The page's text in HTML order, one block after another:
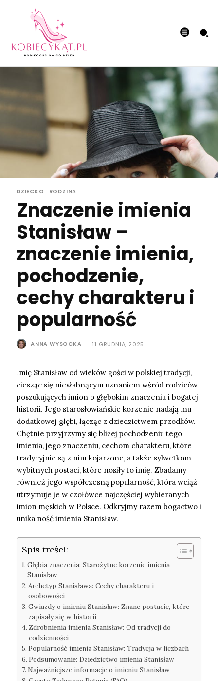
DZIECKO RODZINA
Znaczenie imienia
Stanisław –
znaczenie imienia,
pochodzenie,
cechy charakteru i
popularność
ANNA WYSOCKA - 11 GRUDNIA, 2025
Imię Stanisław od wieków gości w polskiej tradycji,
ciesząc się niesłabnącym uznaniem wśród rodziców
poszukujących imion o głębokim znaczeniu i bogatej
historii. Jego starosłowiańskie korzenie nadają mu
dodatkowej głębi, łącząc z dziedzictwem przodków.
Chętnie przyjrzymy się bliżej pochodzeniu tego
imienia, jego znaczeniu, cechom charakteru, które
tradycyjnie są z nim kojarzone, a także sylwetkom
wybitnych postaci, które nosiły to imię. Zbadamy
również jego współczesną popularność, która wciąż
utrzymuje je w czołówce najczęściej wybieranych
imion męskich w Polsce. Odkryjmy razem bogactwo i
unikalność imienia Stanisław.
Spis treści:
Głębia znaczenia: Starożytne korzenie imienia
Stanisław
Archetyp Stanisława: Cechy charakteru i
osobowości
Gwiazdy o imieniu Stanisław: Znane postacie, które
zapisały się w historii
Zdrobnienia imienia Stanisław: Od tradycji do
codzienności
Popularność imienia Stanisław: Tradycja w liczbach
Podsumowanie: Dziedzictwo imienia Stanisław
Najważniejsze informacje o imieniu Stanisław